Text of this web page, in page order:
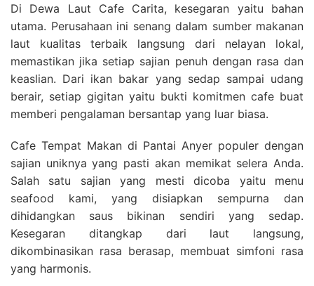
Di Dewa Laut Cafe Carita, kesegaran yaitu bahan
utama. Perusahaan ini senang dalam sumber makanan
laut kualitas terbaik langsung dari nelayan lokal,
memastikan jika setiap sajian penuh dengan rasa dan
keaslian. Dari ikan bakar yang sedap sampai udang
berair, setiap gigitan yaitu bukti komitmen cafe buat
memberi pengalaman bersantap yang luar biasa.
Cafe Tempat Makan di Pantai Anyer populer dengan
sajian uniknya yang pasti akan memikat selera Anda.
Salah satu sajian yang mesti dicoba yaitu menu
seafood kami, yang disiapkan sempurna dan
dihidangkan saus bikinan sendiri yang sedap.
Kesegaran ditangkap dari laut langsung,
dikombinasikan rasa berasap, membuat simfoni rasa
yang harmonis.